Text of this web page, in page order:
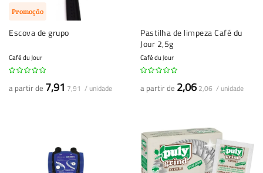
Promoção
Escova de grupo
Café du Jour
a partir de 7,91 7,91 / unidade
Pastilha de limpeza Café du
Jour 2,5g
Café du Jour
a partir de 2,06 2,06 / unidade